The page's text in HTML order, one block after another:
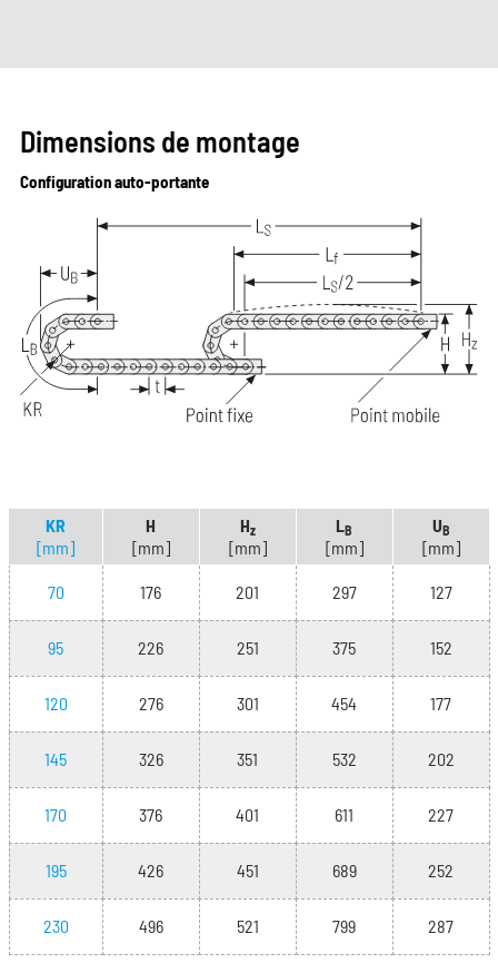
Dimensions de montage
Configuration auto-portante
KR
[mm]
H
[mm]
Hz
[mm]
LB
[mm]
UB
[mm]
70 176 201 297 127
95 226 251 375 152
120 276 301 454 177
145 326 351 532 202
170 376 401 611 227
195 426 451 689 252
230 496 521 799 287